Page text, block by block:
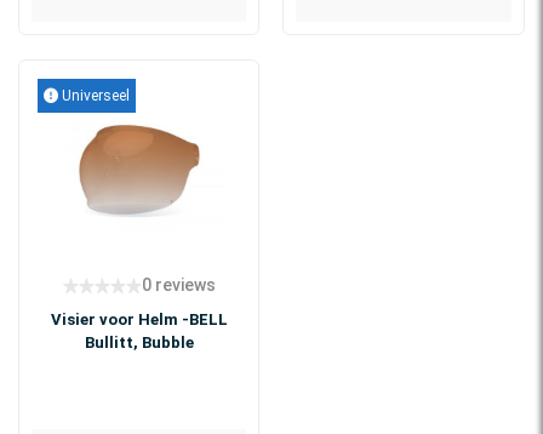
Universeel
0 reviews
Visier voor Helm -BELL
Bullitt, Bubble